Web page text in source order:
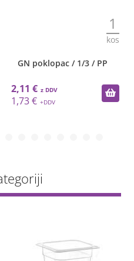
1
kos
GN poklopac / 1/3 / PP
2,11 €
1,73 €